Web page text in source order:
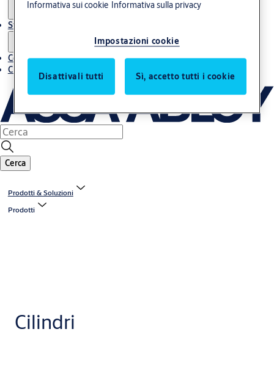
Storie
Contatti
Chi siamo
Cerca
Prodotti & Soluzioni
Prodotti
Cilindri
Informativa sui cookie Informativa sulla privacy
Impostazioni cookie
Disattivali tutti Sì, accetto tutti i cookie